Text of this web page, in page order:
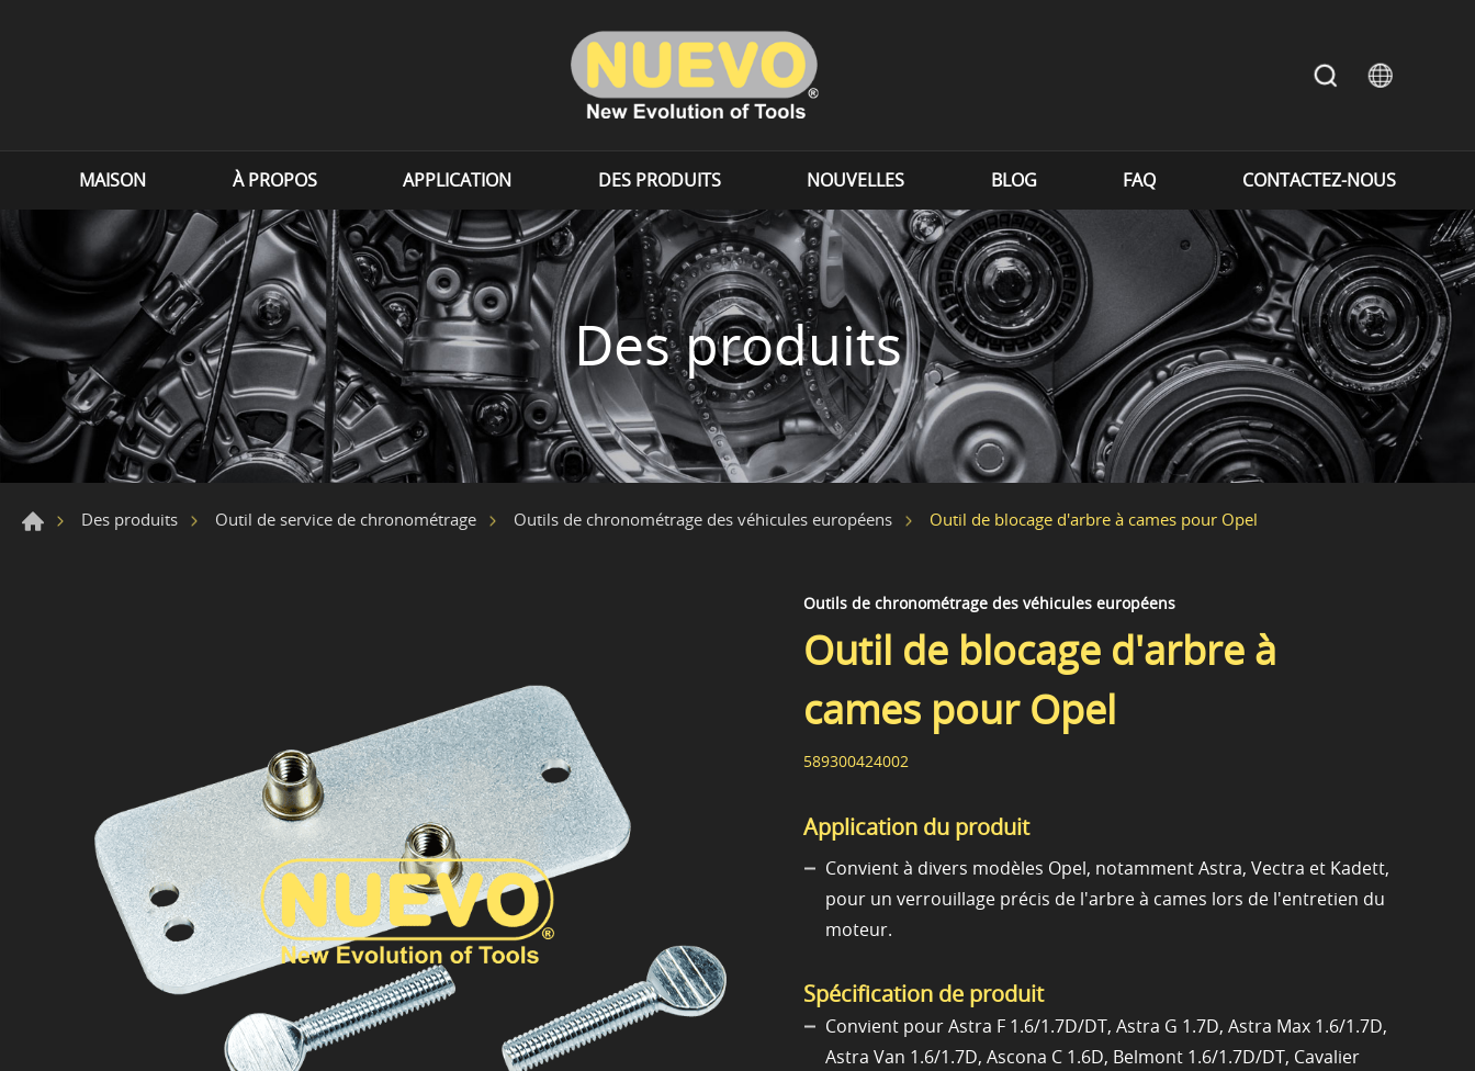
MAISON À PROPOS APPLICATION DES PRODUITS NOUVELLES BLOG FAQ CONTACTEZ-NOUS
Des produits
Des produits Outil de service de chronométrage Outils de chronométrage des véhicules européens Outil de blocage d'arbre à cames pour Opel
Outils de chronométrage des véhicules européens
Outil de blocage d'arbre à
cames pour Opel
589300424002
Application du produit
Convient à divers modèles Opel, notamment Astra, Vectra et Kadett,
pour un verrouillage précis de l'arbre à cames lors de l'entretien du
moteur.
Spécification de produit
Convient pour Astra F 1.6/1.7D/DT, Astra G 1.7D, Astra Max 1.6/1.7D,
Astra Van 1.6/1.7D, Ascona C 1.6D, Belmont 1.6/1.7D/DT, Cavalier